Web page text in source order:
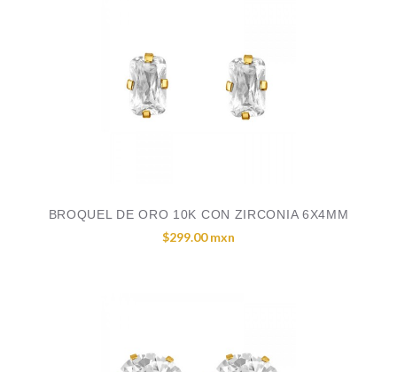
BROQUEL DE ORO 10K CON ZIRCONIA 6X4MM
$299.00 mxn